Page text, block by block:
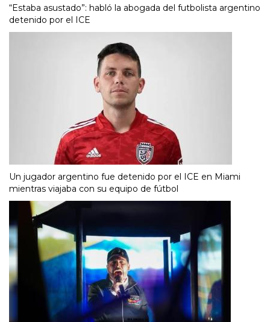
“Estaba asustado”: habló la abogada del futbolista argentino
detenido por el ICE
Un jugador argentino fue detenido por el ICE en Miami
mientras viajaba con su equipo de fútbol